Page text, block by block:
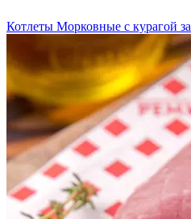
Котлеты Морковные с курагой